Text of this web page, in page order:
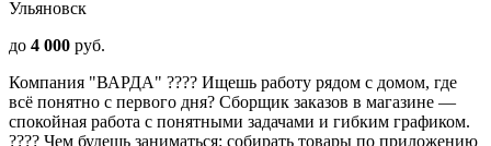
Ульяновск
до 4 000 руб.
Компания "ВАРДА" ???? Ищешь работу рядом с домом, где
всё понятно с первого дня? Сборщик заказов в магазине —
спокойная работа с понятными задачами и гибким графиком.
???? Чем будешь заниматься: собирать товары по приложению